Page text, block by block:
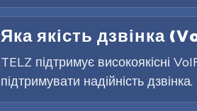
Яка якість дзвінка
TELZ підтримує високоякісні
підтримувати надійність дзвінка.